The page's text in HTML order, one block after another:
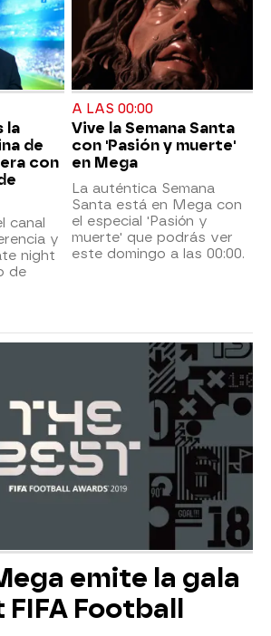
la
de
con
canal
y
night
de
A LAS 00:00
Vive la Semana Santa
con 'Pasión y muerte'
en Mega
La auténtica Semana
Santa está en Mega con
el especial 'Pasión y
muerte' que podrás ver
este domingo a las 00:00.
emite la gala
Football